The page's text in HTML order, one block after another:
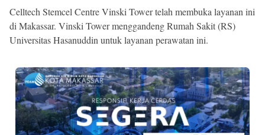
Celltech Stemcel Centre Vinski Tower telah membuka layanan ini
di Makassar. Vinski Tower menggandeng Rumah Sakit (RS)
Universitas Hasanuddin untuk layanan perawatan ini.